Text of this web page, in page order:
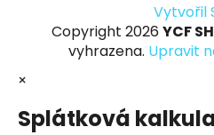
Vytvořil
Copyright 2026 YCF
vyhrazena. Upravit
×
Splátková